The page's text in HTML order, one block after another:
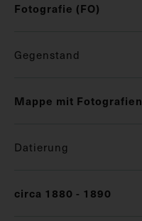
Fotografie (FO)
Gegenstand
Mappe mit Fotografien
Datierung
circa 1880 - 1890